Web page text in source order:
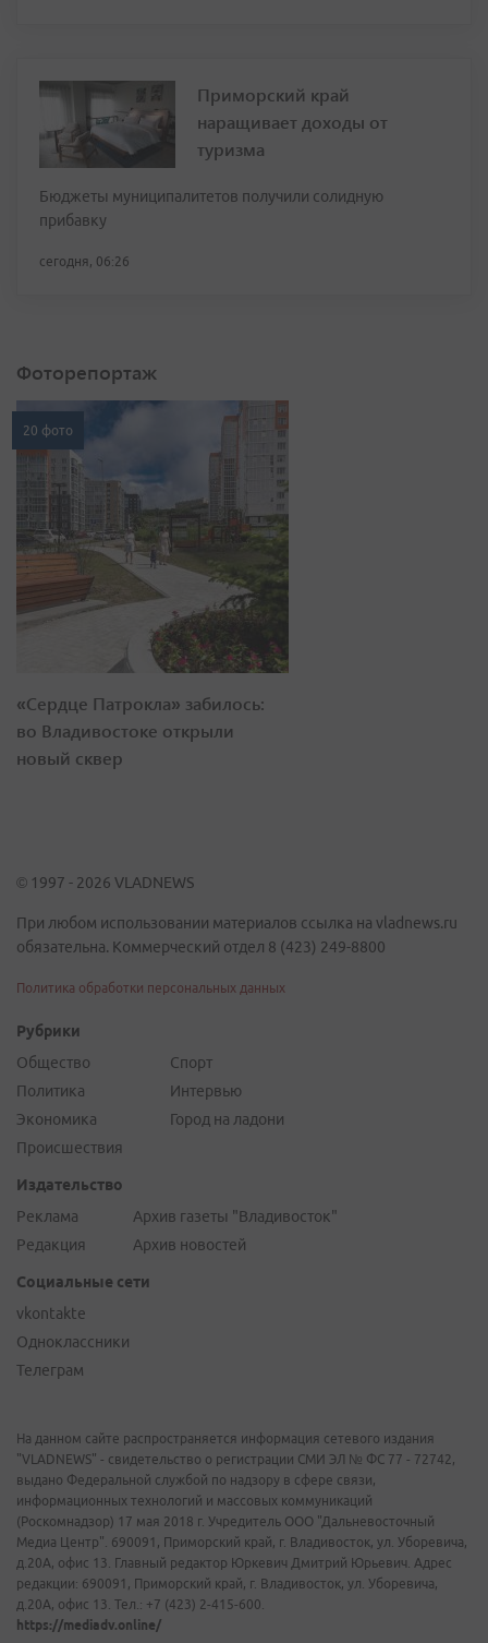
Приморский край
наращивает доходы от
туризма
Бюджеты муниципалитетов получили солидную
прибавку
сегодня, 06:26
Фоторепортаж
20 фото
«Сердце Патрокла» забилось:
во Владивостоке открыли
новый сквер
© 1997 - 2026 VLADNEWS
При любом использовании материалов ссылка на vladnews.ru
обязательна. Коммерческий отдел 8 (423) 249-8800
Политика обработки персональных данных
Рубрики
Общество
Политика
Экономика
Происшествия
Спорт
Интервью
Город на ладони
Издательство
Реклама
Редакция
Архив газеты "Владивосток"
Архив новостей
Социальные сети
vkontakte
Одноклассники
Телеграм
На данном сайте распространяется информация сетевого издания
"VLADNEWS" - свидетельство о регистрации СМИ ЭЛ № ФС 77 - 72742,
выдано Федеральной службой по надзору в сфере связи,
информационных технологий и массовых коммуникаций
(Роскомнадзор) 17 мая 2018 г. Учредитель ООО "Дальневосточный
Медиа Центр". 690091, Приморский край, г. Владивосток, ул. Уборевича,
д.20А, офис 13. Главный редактор Юркевич Дмитрий Юрьевич. Адрес
редакции: 690091, Приморский край, г. Владивосток, ул. Уборевича,
д.20А, офис 13. Тел.: +7 (423) 2-415-600.
https://mediadv.online/